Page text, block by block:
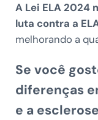
A Lei ELA 2024
luta contra a
melhorando a
Se você
diferenças
e a